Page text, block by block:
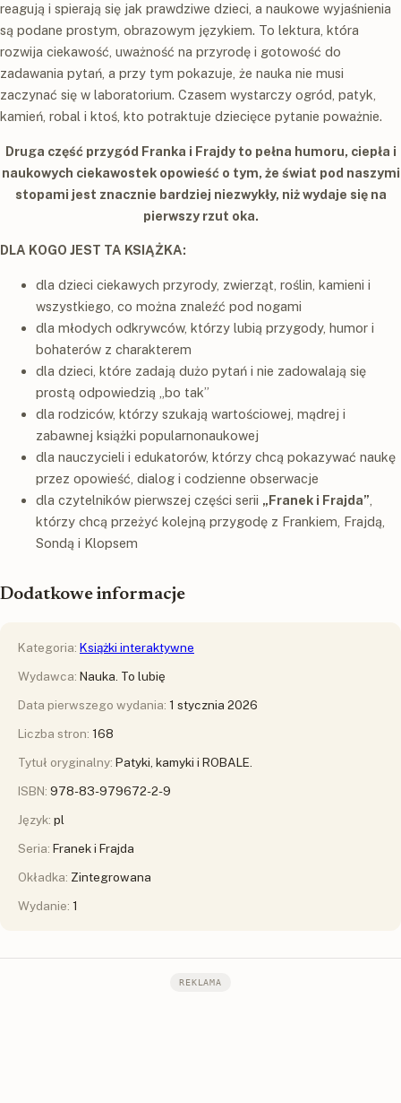
reagują i spierają się jak prawdziwe dzieci, a naukowe wyjaśnienia
są podane prostym, obrazowym językiem. To lektura, która
rozwija ciekawość, uważność na przyrodę i gotowość do
zadawania pytań, a przy tym pokazuje, że nauka nie musi
zaczynać się w laboratorium. Czasem wystarczy ogród, patyk,
kamień, robal i ktoś, kto potraktuje dziecięce pytanie poważnie.
Druga część przygód Franka i Frajdy to pełna humoru, ciepła i
naukowych ciekawostek opowieść o tym, że świat pod naszymi
stopami jest znacznie bardziej niezwykły, niż wydaje się na
pierwszy rzut oka.
DLA KOGO JEST TA KSIĄŻKA:
dla dzieci ciekawych przyrody, zwierząt, roślin, kamieni i
wszystkiego, co można znaleźć pod nogami
dla młodych odkrywców, którzy lubią przygody, humor i
bohaterów z charakterem
dla dzieci, które zadają dużo pytań i nie zadowalają się
prostą odpowiedzią „bo tak”
dla rodziców, którzy szukają wartościowej, mądrej i
zabawnej książki popularnonaukowej
dla nauczycieli i edukatorów, którzy chcą pokazywać naukę
przez opowieść, dialog i codzienne obserwacje
dla czytelników pierwszej części serii „Franek i Frajda”
którzy chcą przeżyć kolejną przygodę z Frankiem, Frajdą,
Sondą i Klopsem
Dodatkowe informacje
Kategoria: Książki interaktywne
Wydawca: Nauka. To lubię
Data pierwszego wydania: 1 stycznia 2026
Liczba stron: 168
Tytuł oryginalny: Patyki, kamyki i ROBALE.
ISBN: 978-83-979672-2-9
Język: pl
Seria: Franek i Frajda
Okładka: Zintegrowana
Wydanie: 1
REKLAMA